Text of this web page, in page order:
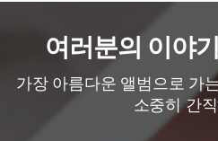
여러분의 이야
가장 아름다운 앨범으로 가
소중히 간